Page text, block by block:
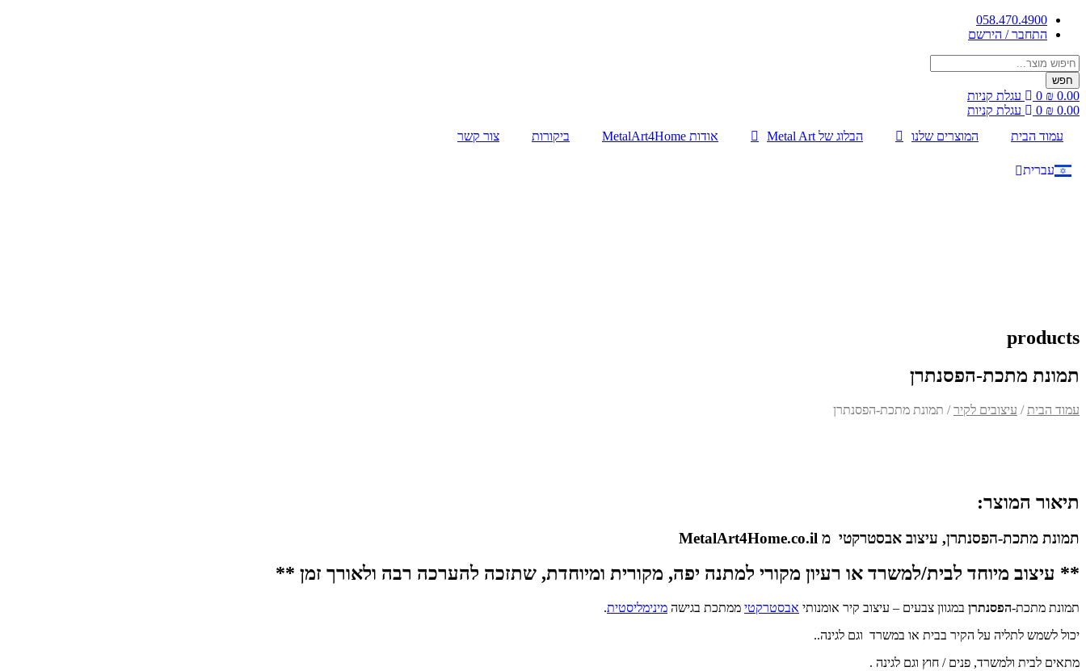
לתוכן
058.470.4900
התחבר / הירשם
Products
search
חפש
₪ 0.00
0
עגלת קניות
₪ 0.00
0
עגלת קניות
עמוד הבית
המוצרים שלנו הבלוג של Metal Art אודות MetalArt4Home ביקורות צור קשר
עברית
English
products
תמונת מתכת-הפסנתרן
עמוד הבית / עיצובים לקיר/ תמונת מתכת-הפסנתרן
תיאור המוצר:
תמונת מתכת-הפסנתרן, עיצוב אבסטרקטי מ MetalArt4Home.co.il
** עיצוב מיוחד לבית/למשרד או רעיון מקורי למתנה יפה, מקורית ומיוחדת, שתזכה להערכה רבה ולאורך זמן **
תמונת מתכת-הפסנתרן במגוון צבעים – עיצוב קיר אומנותי אבסטרקטי ממתכת בגישה מינימליסטית.
יכול לשמש לתליה על הקיר בבית או במשרד וגם לגינה..
מתאים לבית ולמשרד, פנים / חוץ וגם לגינה .